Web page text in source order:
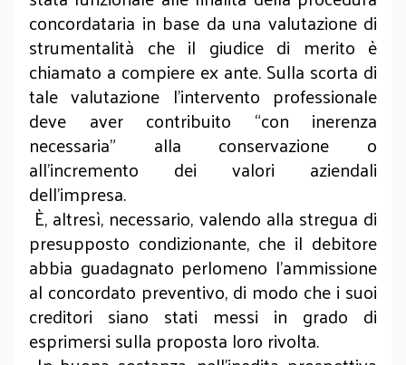
concordataria in base da una valutazione di
strumentalità che il giudice di merito è
chiamato a compiere ex ante. Sulla scorta di
tale valutazione l’intervento professionale
deve aver contribuito “con inerenza
necessaria” alla conservazione o
all'incremento dei valori aziendali
dell'impresa.
È, altresì, necessario, valendo alla stregua di
presupposto condizionante, che il debitore
abbia guadagnato perlomeno l’ammissione
al concordato preventivo, di modo che i suoi
creditori siano stati messi in grado di
esprimersi sulla proposta loro rivolta.